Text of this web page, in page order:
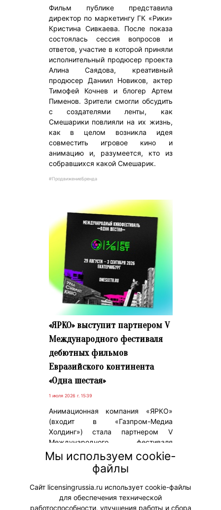
Фильм публике представила
директор по маркетингу ГК «Рики»
Кристина Сивкаева. После показа
состоялась сессия вопросов и
ответов, участие в которой приняли
исполнительный продюсер проекта
Алина Саядова, креативный
продюсер Даниил Новиков, актер
Тимофей Кочнев и блогер Артем
Пименов. Зрители смогли обсудить
с создателями ленты, как
Смешарики повлияли на их жизнь,
как в целом возникла идея
совместить игровое кино и
анимацию и, разумеется, кто из
собравшихся какой Смешарик.
#ПродвижениеБренда
«ЯРКО» выступит партнером V
Международного фестиваля
дебютных фильмов
Евразийского континента
«Одна шестая»
1 июля 2026 г. 15:39
Анимационная компания «ЯРКО»
(входит в «Газпром-Медиа
Холдинг») стала партнером V
Международного фестиваля
дебютных фильмов Евразийского
континента «Одна шестая»,
организованного Свердловской
киностудией.
#ПродвижениеБренда
Мы используем cookie-
файлы
Сайт licensingrussia.ru использует cookie-файлы
для обеспечения технической
работоспособности, улучшения работы и сбора